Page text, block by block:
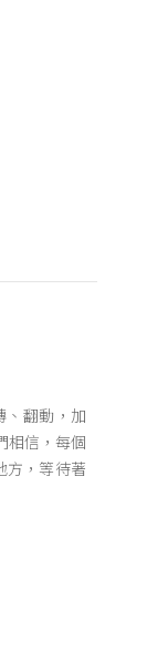
、翻動，加
相信，每個
方，等待著